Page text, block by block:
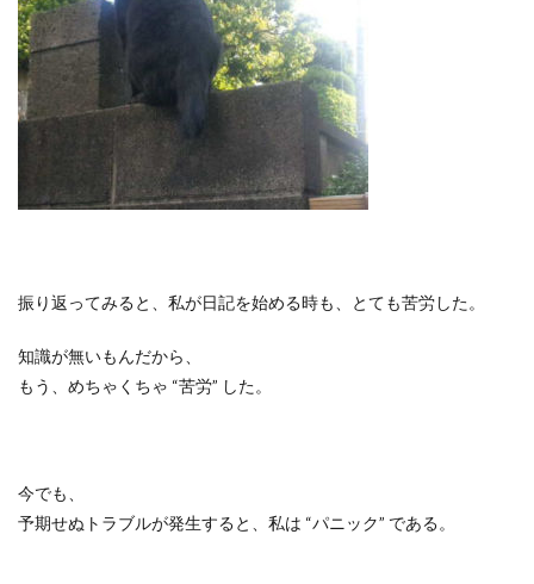
振り返ってみると、私が日記を始める時も、とても苦労した。
知識が無いもんだから、
もう、めちゃくちゃ “苦労” した。
今でも、
予期せぬトラブルが発生すると、私は “パニック” である。